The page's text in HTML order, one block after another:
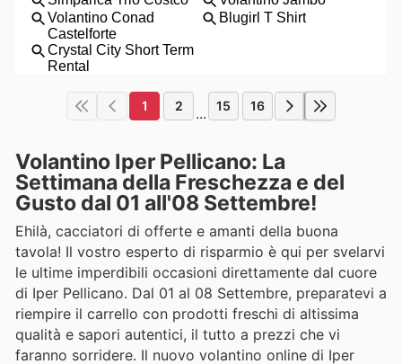
1 2 ... 15 16
Volantino Iper Pellicano: La
Settimana della Freschezza e del
Gusto dal 01 all'08 Settembre!
Ehilà, cacciatori di offerte e amanti della buona
tavola! Il vostro esperto di risparmio è qui per svelarvi
le ultime imperdibili occasioni direttamente dal cuore
di Iper Pellicano. Dal 01 al 08 Settembre, preparatevi a
riempire il carrello con prodotti freschi di altissima
qualità e sapori autentici, il tutto a prezzi che vi
faranno sorridere. Il nuovo volantino online di Iper